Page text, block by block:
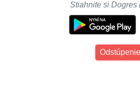
Stiahnite si Dogres